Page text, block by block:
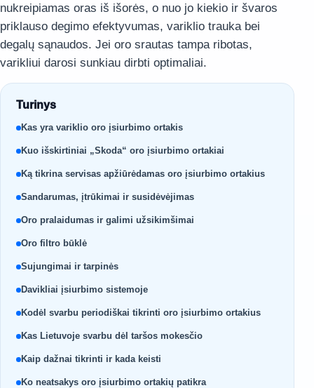
nukreipiamas oras iš išorės, o nuo jo kiekio ir švaros
priklauso degimo efektyvumas, variklio trauka bei
degalų sąnaudos. Jei oro srautas tampa ribotas,
varikliui darosi sunkiau dirbti optimaliai.
Turinys
Kas yra variklio oro įsiurbimo ortakis
Kuo išskirtiniai „Skoda“ oro įsiurbimo ortakiai
Ką tikrina servisas apžiūrėdamas oro įsiurbimo ortakius
Sandarumas, įtrūkimai ir susidėvėjimas
Oro pralaidumas ir galimi užsikimšimai
Oro filtro būklė
Sujungimai ir tarpinės
Davikliai įsiurbimo sistemoje
Kodėl svarbu periodiškai tikrinti oro įsiurbimo ortakius
Kas Lietuvoje svarbu dėl taršos mokesčio
Kaip dažnai tikrinti ir kada keisti
Ko neatsakys oro įsiurbimo ortakių patikra